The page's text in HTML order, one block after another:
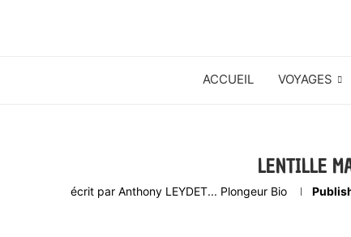
ACCUEIL VOYAGES
LENTILLE
écrit parAnthony LEYDET... Plongeur Bio